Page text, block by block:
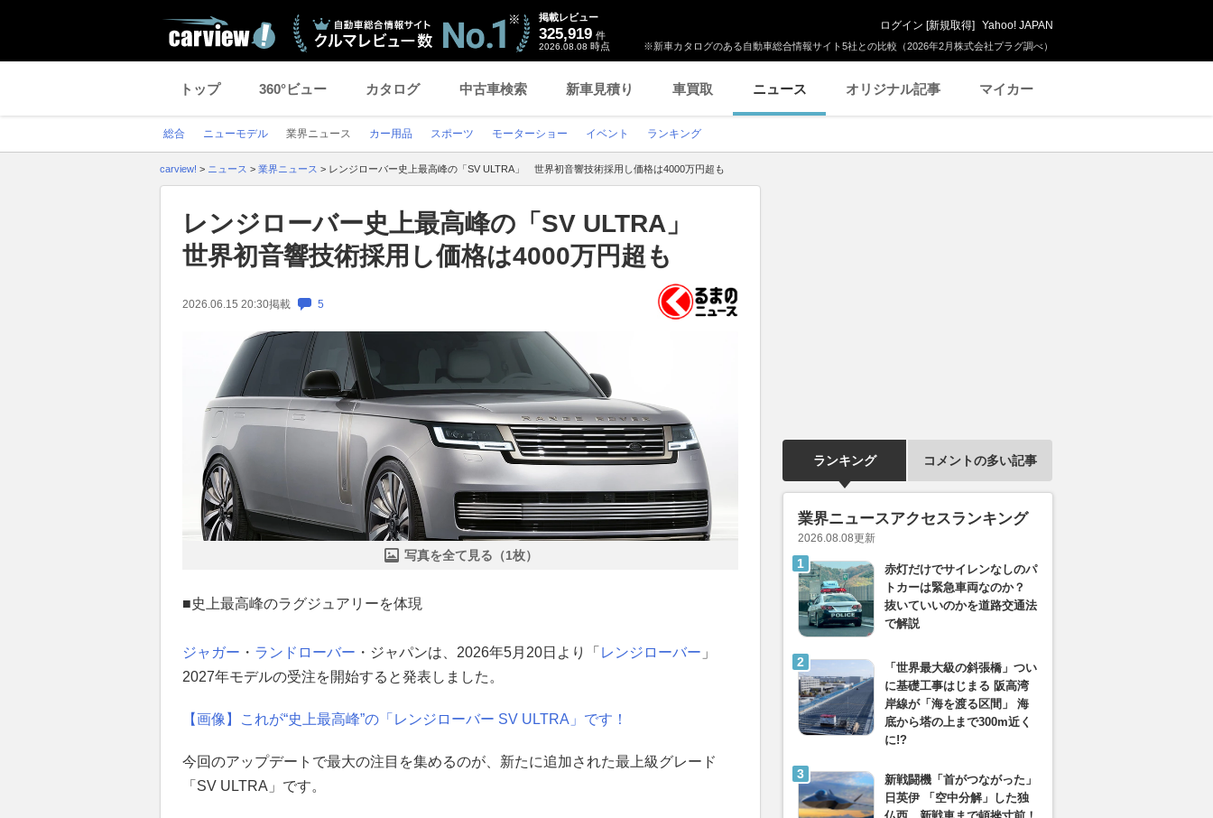
※新車カタログのある自動車総合情報サイト5社との比較（2026年2月株式会社プラグ調べ）
掲載レビュー
325,919 件
2026.08.08 時点
ログイン [新規取得] Yahoo! JAPAN
トップ 360°ビュー カタログ 中古車検索 新車見積り 車買取 ニュース オリジナル記事 マイカー
総合 ニューモデル 業界ニュース カー用品 スポーツ モーターショー イベント ランキング
carview! > ニュース > 業界ニュース > レンジローバー史上最高峰の「SV ULTRA」 世界初音響技術採用し価格は4000万円超も
レンジローバー史上最高峰の「SV ULTRA」
世界初音響技術採用し価格は4000万円超も
2026.06.15 20:30掲載 5
写真を全て見る（1枚）
■史上最高峰のラグジュアリーを体現
ジャガー ・ ランドローバー ・ジャパンは、2026年5月20日より「 レンジローバー 」
2027年モデルの受注を開始すると発表しました。
【画像】これが“史上最高峰”の「レンジローバー SV ULTRA」です！
今回のアップデートで最大の注目を集めるのが、新たに追加された最上級グレード
「SV ULTRA」です。
ランキング コメントの多い記事
業界ニュースアクセスランキング
2026.08.08更新
赤灯だけでサイレンなしのパ
トカーは緊急車両なのか？
抜いていいのかを道路交通法
で解説
「世界最大級の斜張橋」つい
に基礎工事はじまる 阪高湾
岸線が「海を渡る区間」 海
底から塔の上まで300m近く
に!?
新戦闘機「首がつながった」
日英伊 「空中分解」した独